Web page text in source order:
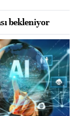
bekleniyor